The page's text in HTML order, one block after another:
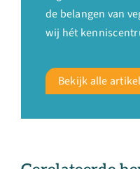
de belangen van
wij hét
Bekijk alle